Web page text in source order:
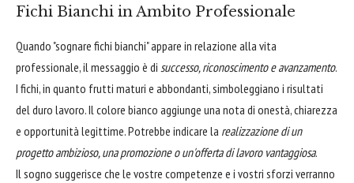
Fichi Bianchi in Ambito Professionale
Quando "sognare fichi bianchi" appare in relazione alla vita
professionale, il messaggio è di successo, riconoscimento e avanzamento.
I fichi, in quanto frutti maturi e abbondanti, simboleggiano i risultati
del duro lavoro. Il colore bianco aggiunge una nota di onestà, chiarezza
e opportunità legittime. Potrebbe indicare la realizzazione di un
progetto ambizioso, una promozione o un'offerta di lavoro vantaggiosa.
Il sogno suggerisce che le vostre competenze e i vostri sforzi verranno